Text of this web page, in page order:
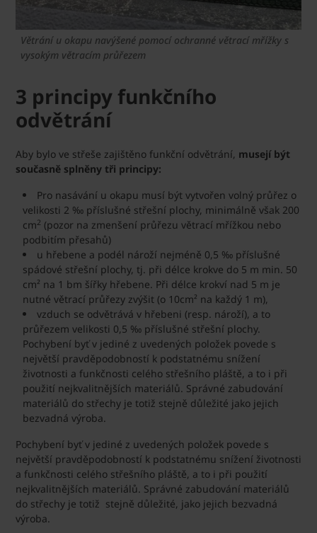
Větrání u okapu navýšené pomocí ochranné větrací mřížky s
vysokým větracím průřezem
3 principy funkčního
odvětrání
Aby bylo ve střeše zajištěno funkční odvětrání, musejí být
současně splněny tři principy:
Pro nasávání u okapu musí být vytvořen volný průřez o
velikosti 2 ‰ příslušné střešní plochy, minimálně však 200
cm2 (pozor na zmenšení průřezu větrací mřížkou nebo
podbitím přesahů)
u hřebene a podél nároží nejméně 0,5 ‰ příslušné
spádové střešní plochy, tj. při délce krokve do 5 m min. 50
cm² na 1 bm šířky hřebene. Při délce krokví nad 5 m je
nutné větrací průřezy zvýšit (o 10cm² na každý 1 m),
vzduch se odvětrává v hřebeni (resp. nároží), a to
průřezem velikosti 0,5 ‰ příslušné střešní plochy.
Pochybení byť v jediné z uvedených položek povede s
největší pravděpodobností k podstatnému snížení
životnosti a funkčnosti celého střešního pláště, a to i při
použití nejkvalitnějších materiálů. Správné zabudování
materiálů do střechy je totiž stejně důležité jako jejich
bezvadná výroba.
Pochybení byť v jediné z uvedených položek povede s
největší pravděpodobností k podstatnému snížení životnosti
a funkčnosti celého střešního pláště, a to i při použití
nejkvalitnějších materiálů. Správné zabudování materiálů
do střechy je totiž stejně důležité, jako jejich bezvadná
výroba.